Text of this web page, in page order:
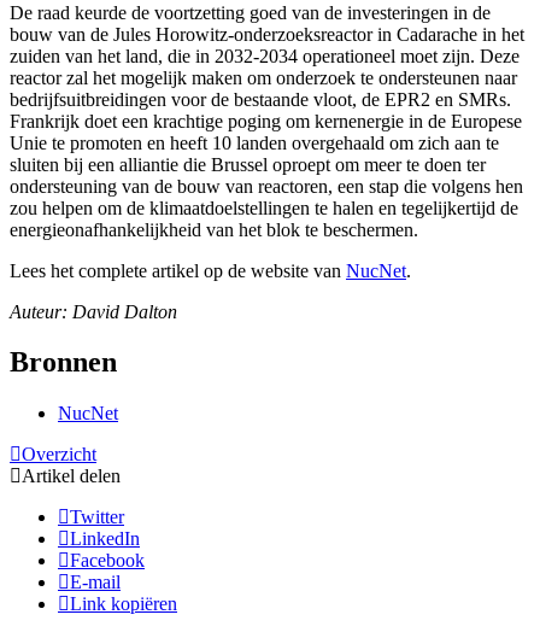
De raad keurde de voortzetting goed van de investeringen in de
bouw van de Jules Horowitz-onderzoeksreactor in Cadarache in het
zuiden van het land, die in 2032-2034 operationeel moet zijn. Deze
reactor zal het mogelijk maken om onderzoek te ondersteunen naar
bedrijfsuitbreidingen voor de bestaande vloot, de EPR2 en SMRs.
Frankrijk doet een krachtige poging om kernenergie in de Europese
Unie te promoten en heeft 10 landen overgehaald om zich aan te
sluiten bij een alliantie die Brussel oproept om meer te doen ter
ondersteuning van de bouw van reactoren, een stap die volgens hen
zou helpen om de klimaatdoelstellingen te halen en tegelijkertijd de
energieonafhankelijkheid van het blok te beschermen.
Lees het complete artikel op de website van NucNet.
Auteur: David Dalton
Bronnen
NucNet
Overzicht
Artikel delen
Twitter
LinkedIn
Facebook
E-mail
Link kopiëren